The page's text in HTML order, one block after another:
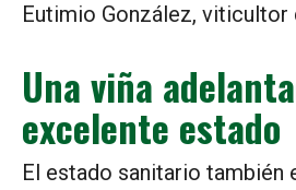
Eutimio González, viticultor
Una viña
excelente estado
El estado sanitario también